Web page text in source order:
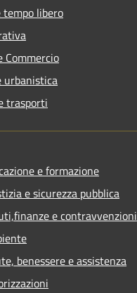
tempo libero
Commercio
urbanistica
trasporti
e formazione
e sicurezza pubblica
e contravvenzioni
benessere e assistenza